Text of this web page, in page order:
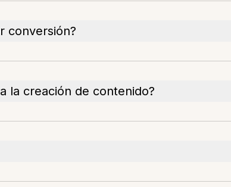
conversión?
la creación de contenido?